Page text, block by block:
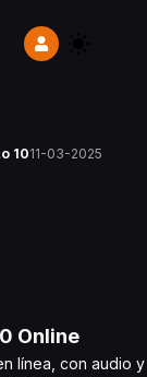
1011-03-2025
Online
línea, con audio y